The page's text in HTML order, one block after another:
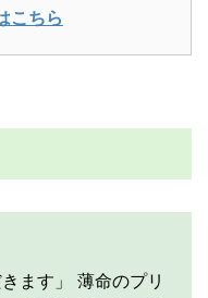
こちら
ます」 薄命のプリ